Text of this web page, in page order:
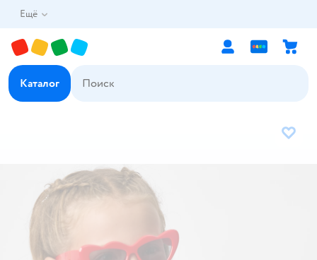
Ещё
Каталог
В